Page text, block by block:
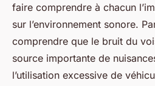
faire comprendre à chacun
sur l’environnement sonore.
comprendre que le bruit du
source importante de
l’utilisation excessive de